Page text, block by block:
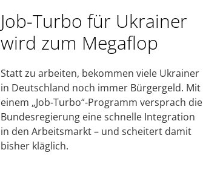
Job-Turbo für Ukrainer
wird zum Megaflop
Statt zu arbeiten, bekommen viele Ukrainer
in Deutschland noch immer Bürgergeld. Mit
einem „Job-Turbo“-Programm versprach die
Bundesregierung eine schnelle Integration
in den Arbeitsmarkt – und scheitert damit
bisher kläglich.